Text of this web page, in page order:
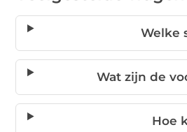
Welke
Wat zijn de
Hoe